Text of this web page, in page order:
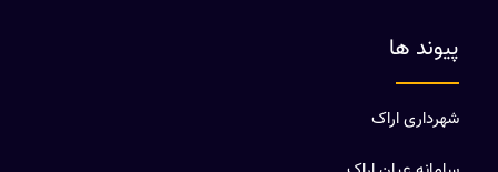
پیوند ها
شهرداری اراک